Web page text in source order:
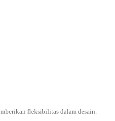
fleksibilitas dalam desain.